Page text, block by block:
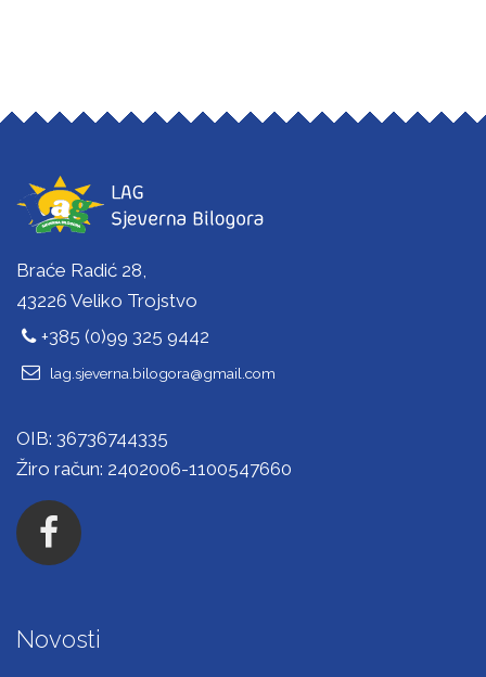
Braće Radić 28,
43226 Veliko Trojstvo
+385 (0)99 325 9442
lag.sjeverna.bilogora@gmail.com
OIB: 36736744335
Žiro račun: 2402006-1100547660
Novosti